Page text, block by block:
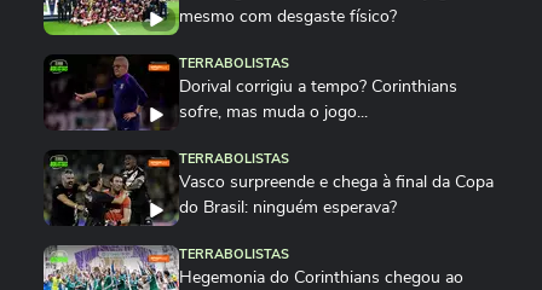
mesmo com desgaste físico?
TERRABOLISTAS
Dorival corrigiu a tempo? Corinthians
sofre, mas muda o jogo...
TERRABOLISTAS
Vasco surpreende e chega à final da Copa
do Brasil: ninguém esperava?
TERRABOLISTAS
Hegemonia do Corinthians chegou ao